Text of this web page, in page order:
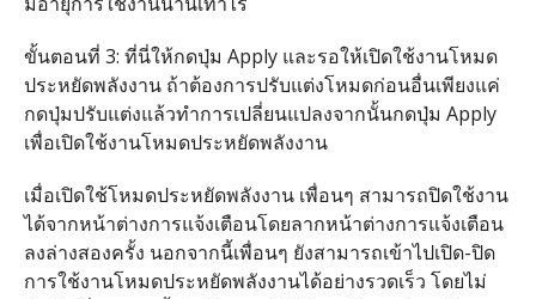
ขั้นตอนที่ 3: ที่นี่ให้กดปุ่ม Apply และรอให้เปิดใช้งานโหมด
ประหยัดพลังงาน ถ้าต้องการปรับแต่งโหมดก่อนอื่นเพียงแค่
กดปุ่มปรับแต่งแล้วทำการเปลี่ยนแปลงจากนั้นกดปุ่ม Apply
เพื่อเปิดใช้งานโหมดประหยัดพลังงาน
เมื่อเปิดใช้โหมดประหยัดพลังงาน เพื่อนๆ สามารถปิดใช้งาน
ได้จากหน้าต่างการแจ้งเตือนโดยลากหน้าต่างการแจ้งเตือน
ลงล่างสองครั้ง นอกจากนี้เพื่อนๆ ยังสามารถเข้าไปเปิด-ปิด
การใช้งานโหมดประหยัดพลังงานได้อย่างรวดเร็ว โดยไม่